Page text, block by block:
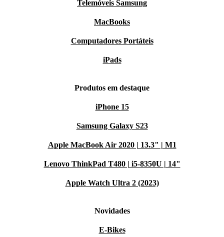
Telemóveis Samsung
MacBooks
Computadores Portáteis
iPads
Produtos em destaque
iPhone 15
Samsung Galaxy S23
Apple MacBook Air 2020 | 13.3" | M1
Lenovo ThinkPad T480 | i5-8350U | 14"
Apple Watch Ultra 2 (2023)
Novidades
E-Bikes